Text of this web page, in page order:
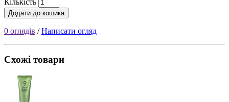
Додати до кошика
0 оглядів /Написати огляд
Схожі товари